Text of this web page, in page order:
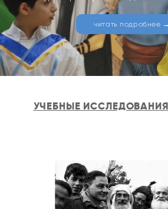
читать подробнее →
УЧЕБНЫЕ